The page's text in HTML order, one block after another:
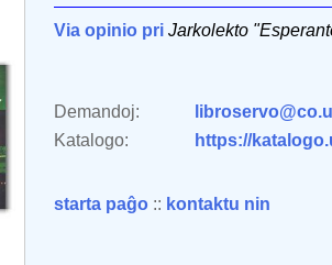
Via opinio pri Jarkolekto
Demandoj:
Katalogo:
https://
starta paĝo :: kontaktu nin